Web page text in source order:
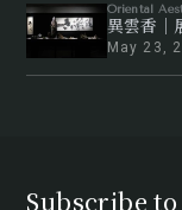
Oriental
異雲香｜
May 23,
Subscribe